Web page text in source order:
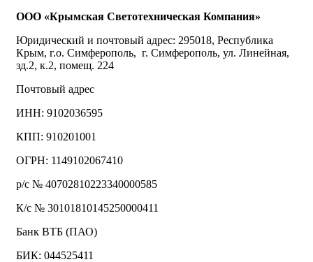
ООО «Крымская Светотехническая Компания»
Юридический и почтовый адрес: 295018, Республика
Крым, г.о. Симферополь, г. Симферополь, ул. Линейная,
зд.2, к.2, помещ. 224
Почтовый адрес
ИНН: 9102036595
КПП: 910201001
ОГРН: 1149102067410
р/с № 40702810223340000585
К/с № 30101810145250000411
Банк ВТБ (ПАО)
БИК: 044525411